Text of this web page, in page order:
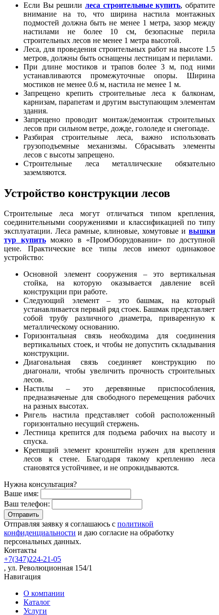
Если Вы решили леса строительные купить, обратите
внимание на то, что ширина настила монтажных
подмостей должна быть не менее 1 метра, зазор между
настилами не более 10 см, безопасные перила
строительных лесов не менее 1 метра высотой.
Леса, для проведения строительных работ на высоте 1.5
метров, должны быть оснащены лестницам и перилами.
При длине мостиков и трапов более 3 м, под ними
устанавливаются промежуточные опоры. Ширина
мостиков не менее 0.6 м, настила не менее 1 м.
Запрещено крепить строительные леса к балконам,
карнизам, парапетам и другим выступающим элементам
здания.
Запрещено проводит монтаж/демонтаж строительных
лесов при сильном ветре, дожде, гололеде и снегопаде.
Разбирая строительные леса, важно использовать
грузоподъемные механизмы. Сбрасывать элементы
лесов с высоты запрещено.
Строительные леса металлические обязательно
заземляются.
Устройство конструкции лесов
Строительные леса могут отличаться типом крепления,
соединительными сооружениями и классификацией по типу
эксплуатации. Леса рамные, клиновые, хомутовые и вышки
тур купитьможно в «ПромОборудовании» по доступной
цене. Практические все типы лесов имеют одинаковое
устройство:
Основной элемент сооружения – это вертикальная
стойка, на которую оказывается давление всей
конструкции при работе.
Следующий элемент – это башмак, на который
устанавливается первый ряд стоек. Башмак представляет
собой трубу различного диаметра, приваренную к
металлическому основанию.
Горизонтальная связь необходима для соединения
вертикальных стоек, и чтобы не допустить складывания
конструкции.
Диагональная связь соединяет конструкцию по
диагонали, чтобы увеличить прочность строительных
лесов.
Настилы – это деревянные приспособления,
предназначеные для свободного перемещения рабочих
на разных высотах.
Ригель настила представляет собой расположенный
горизонтально несущий стержень.
Лестница крепится для подъема рабочих на высоту и
спуска.
Крепящий элемент кронштейн нужен для крепления
лесов к стене. Благодаря такому креплению леса
становятся устойчивее, и не опрокидываются.
Нужна консультация?
Ваше имя:
Ваш телефон:
Отправляя заявку я соглашаюсь с политикой
конфиденциальности и даю согласие на обработку
персональных данных.
Контакты
+7(347)224-21-05
, ул. Революционная 154/1
Навигация
О компании
Каталог
Услуги